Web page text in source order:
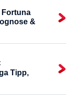
Fortuna
&
Tipp,